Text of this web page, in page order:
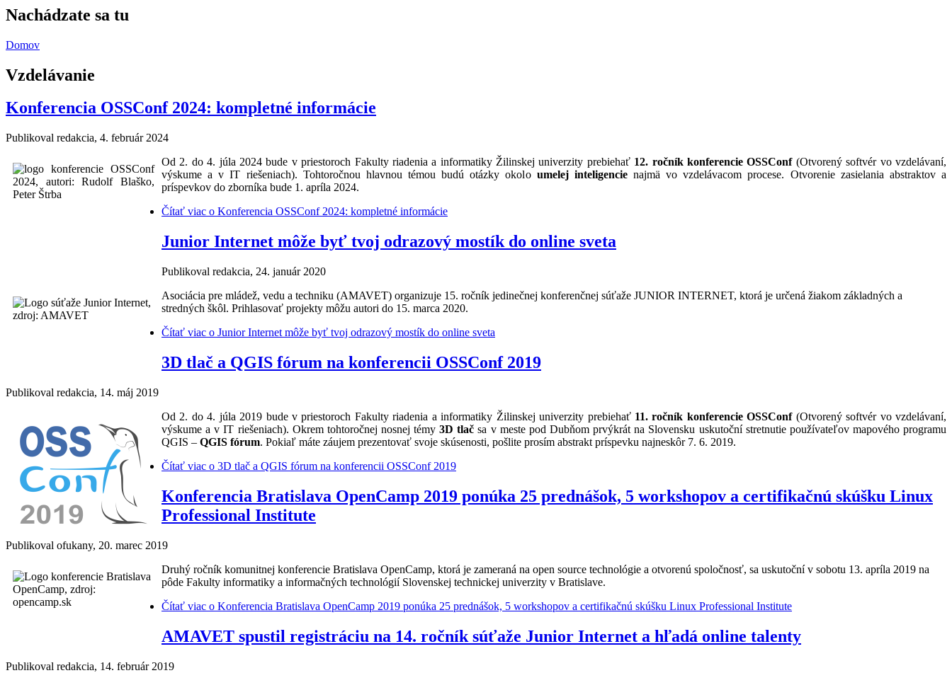
Nachádzate sa tu
Domov
Vzdelávanie
Konferencia OSSConf 2024: kompletné informácie
Publikoval redakcia, 4. február 2024
Od 2. do 4. júla 2024 bude v priestoroch Fakulty riadenia a informatiky Žilinskej univerzity prebiehať 12. ročník konferencie OSSConf(Otvorený softvér vo vzdelávaní,
výskume a v IT riešeniach). Tohtoročnou hlavnou témou budú otázky okolo umelej inteligencienajmä vo vzdelávacom procese. Otvorenie zasielania abstraktov a
príspevkov do zborníka bude 1. apríla 2024.
Čítať viac o Konferencia OSSConf 2024: kompletné informácie
Junior Internet môže byť tvoj odrazový mostík do online sveta
Publikoval redakcia, 24. január 2020
Asociácia pre mládež, vedu a techniku (AMAVET) organizuje 15. ročník jedinečnej konferenčnej súťaže JUNIOR INTERNET, ktorá je určená žiakom základných a
stredných škôl. Prihlasovať projekty môžu autori do 15. marca 2020.
Čítať viac o Junior Internet môže byť tvoj odrazový mostík do online sveta
3D tlač a QGIS fórum na konferencii OSSConf 2019
Publikoval redakcia, 14. máj 2019
Od 2. do 4. júla 2019 bude v priestoroch Fakulty riadenia a informatiky Žilinskej univerzity prebiehať 11. ročník konferencie OSSConf(Otvorený softvér vo vzdelávaní,
výskume a v IT riešeniach). Okrem tohtoročnej nosnej témy3D tlač sa v meste pod Dubňom prvýkrát na Slovensku uskutoční stretnutie používateľov mapového programu
QGIS – QGIS fórum. Pokiaľ máte záujem prezentovať svoje skúsenosti, pošlite prosím abstrakt príspevku najneskôr 7. 6. 2019.
Čítať viac o 3D tlač a QGIS fórum na konferencii OSSConf 2019
Konferencia Bratislava OpenCamp 2019 ponúka 25 prednášok, 5 workshopov a certifikačnú skúšku Linux
Professional Institute
Publikoval ofukany, 20. marec 2019
Druhý ročník komunitnej konferencie Bratislava OpenCamp, ktorá je zameraná na open source technológie a otvorenú spoločnosť, sa uskutoční v sobotu 13. apríla 2019 na
pôde Fakulty informatiky a informačných technológií Slovenskej technickej univerzity v Bratislave.
Čítať viac o Konferencia Bratislava OpenCamp 2019 ponúka 25 prednášok, 5 workshopov a certifikačnú skúšku Linux Professional Institute
AMAVET spustil registráciu na 14. ročník súťaže Junior Internet a hľadá online talenty
Publikoval redakcia, 14. február 2019